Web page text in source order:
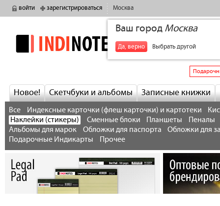
войти зарегистрироваться Москва
Ваш город Москва
Да, верно Выбрать другой
indinotes
Новое! Скетчбуки и альбомы Записные книжки
Все Индексные карточки (флеш карточки) и картотеки
Наклейки (стикеры)
Сменные блоки Планшеты
Пеналы
Альбомы для марок
Обложки для паспорта
Обложки для
Подарочные Индикарты
Прочее